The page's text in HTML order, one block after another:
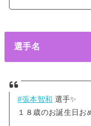
選手名
#張本智和 選手✨
１８歳のお誕生日